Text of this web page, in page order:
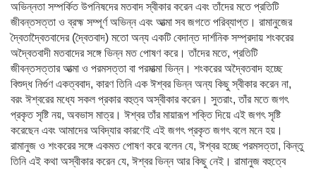
অভিন্নতা সম্পর্কিত উপনিষদের মতবাদ স্বীকার করেন এবং তাঁদের মতে প্রতিটি
জীবন্তসত্তা ও ব্রহ্ম সম্পূর্ণ অভিন্ন এবং আত্মা সব জগতে পরিব্যাপ্ত। রামানুজের
দ্বৈতাদ্বৈতবাদের (দ্বৈতবাদ) মতো অন্য একটি বেদান্ত দার্শনিক সম্প্রদায় শংকরের
অদ্বৈতবাদী মতবাদের সঙ্গে ভিন্ন মত পোষণ করে। তাঁদের মতে, প্রতিটি
জীবন্তসত্তার আত্মা ও পরমসত্তা বা পরমাত্মা ভিন্ন। শংকরের অদ্বৈতবাদ হচ্ছে
বিশুদ্ধ নির্গুণ একত্ববাদ, কারণ তিনি এক ঈশ্বর ভিন্ন অন্য কিছু স্বীকার করেন না,
বরং ঈশ্বরের মধ্যে সকল প্রকার বহুত্ব অস্বীকার করেন। সুতরাং, তাঁর মতে জগৎ
প্রকৃত সৃষ্টি নয়, অবভাস মাত্র। ঈশ্বর তাঁর মায়ারূপ শক্তি দিয়ে এই জগৎ সৃষ্টি
করেছেন এবং আমাদের অবিদ্যার কারণেই এই জগৎ প্রকৃত জগৎ বলে মনে হয়।
রামানুজ ও শংকরের সঙ্গে একমত পোষণ করে বলেন যে, ঈশ্বর হচ্ছে পরমসত্তা, কিন্তু
তিনি এই কথা অস্বীকার করেন যে, ঈশ্বর ভিন্ন আর কিছু নেই। রামানুজ বহুত্বে